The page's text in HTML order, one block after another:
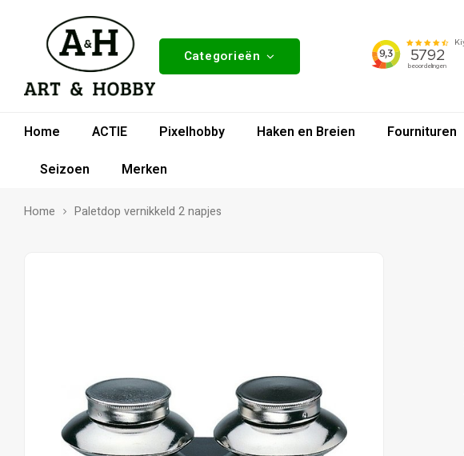
Categorieën
Home ACTIE Pixelhobby Haken en Breien Fournituren
Seizoen
Merken
Home Paletdop vernikkeld 2 napjes